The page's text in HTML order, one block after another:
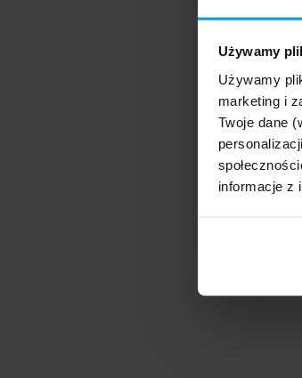
Używamy
Używamy
marketing i
Twoje dane
informacje z